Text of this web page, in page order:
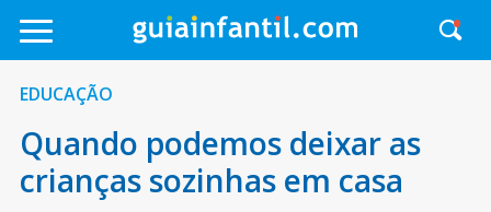
EDUCAÇÃO
Quando podemos deixar as
crianças sozinhas em casa